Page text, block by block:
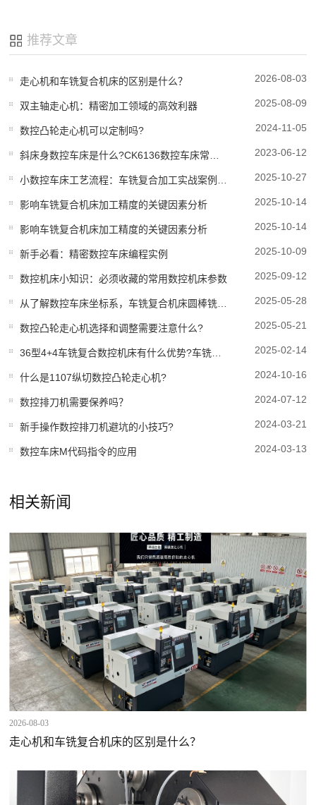
推荐文章
走心机和车铣复合机床的区别是什么？ 2026-08-03
双主轴走心机：精密加工领域的高效利器 2025-08-09
数控凸轮走心机可以定制吗? 2024-11-05
斜床身数控车床是什么?CK6136数控车床常见故障因素与解决计划方案? 2023-06-12
小数控车床工艺流程：车铣复合加工实战案例分享 2025-10-27
影响车铣复合机床加工精度的关键因素分析 2025-10-14
影响车铣复合机床加工精度的关键因素分析 2025-10-14
新手必看：精密数控车床编程实例 2025-10-09
数控机床小知识：必须收藏的常用数控机床参数 2025-09-12
从了解数控车床坐标系，车铣复合机床圆棒铣成方料的办法 2025-05-28
数控凸轮走心机选择和调整需要注意什么? 2025-05-21
36型4+4车铣复合数控机床有什么优势?车铣复合机床哪家好? 2025-02-14
什么是1107纵切数控凸轮走心机? 2024-10-16
数控排刀机需要保养吗？ 2024-07-12
新手操作数控排刀机避坑的小技巧? 2024-03-21
数控车床M代码指令的应用 2024-03-13
相关新闻
2026-08-03
走心机和车铣复合机床的区别是什么？